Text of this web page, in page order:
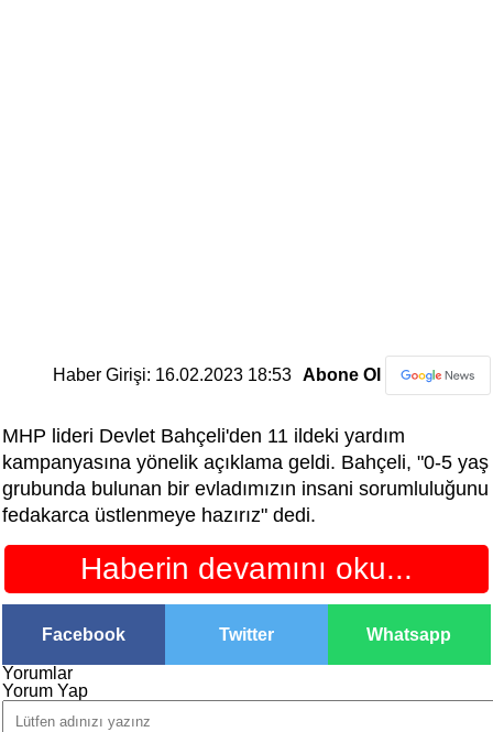
Haber Girişi: 16.02.2023 18:53 Abone Ol
MHP lideri Devlet Bahçeli'den 11 ildeki yardım
kampanyasına yönelik açıklama geldi. Bahçeli, "0-5 yaş
grubunda bulunan bir evladımızın insani sorumluluğunu
fedakarca üstlenmeye hazırız" dedi.
Haberin devamını oku...
Facebook Twitter Whatsapp
Yorumlar
Yorum Yap